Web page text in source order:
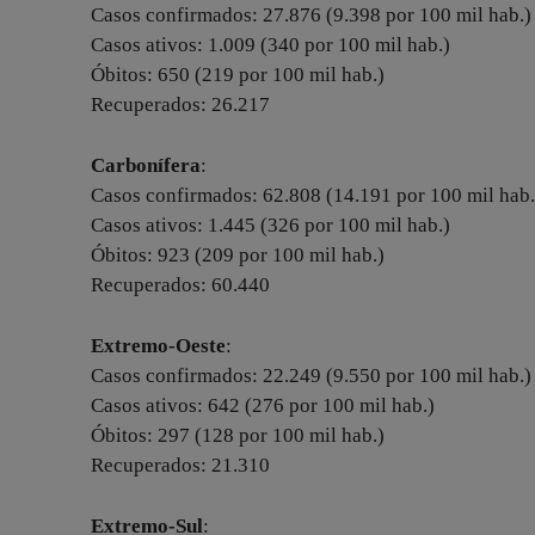
Casos confirmados: 27.876 (9.398 por 100 mil hab.)
Casos ativos: 1.009 (340 por 100 mil hab.)
Óbitos: 650 (219 por 100 mil hab.)
Recuperados: 26.217
Carbonífera:
Casos confirmados: 62.808 (14.191 por 100 mil
Casos ativos: 1.445 (326 por 100 mil hab.)
Óbitos: 923 (209 por 100 mil hab.)
Recuperados: 60.440
Extremo-Oeste:
Casos confirmados: 22.249 (9.550 por 100 mil hab.)
Casos ativos: 642 (276 por 100 mil hab.)
Óbitos: 297 (128 por 100 mil hab.)
Recuperados: 21.310
Extremo-Sul: